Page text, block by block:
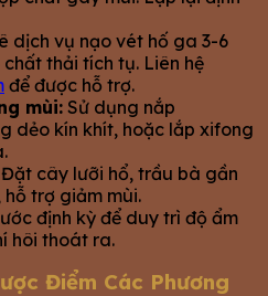
dịch vụ nạo vét hố ga 3-6
thải tích tụ. Liên hệ
để được hỗ trợ.
mùi: Sử dụng nắp
dẻo kín khít, hoặc lắp xifong
Đặt cây lưỡi hổ, trầu bà gần
trợ giảm mùi.
định kỳ để duy trì độ ẩm
hôi thoát ra.
Điểm Các Phương